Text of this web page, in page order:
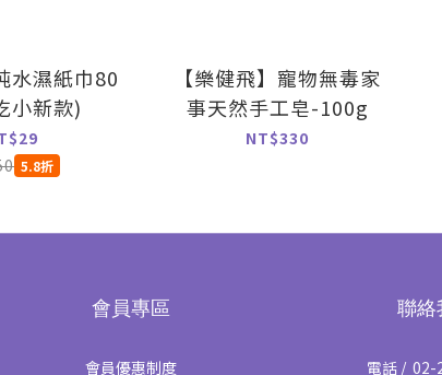
水濕紙巾80
小新款)
5.8折
【樂健飛】寵物無毒家
事天然手工皂-100g
NT$330
會員專區
會員優惠制度
聯絡
電話 / 02-